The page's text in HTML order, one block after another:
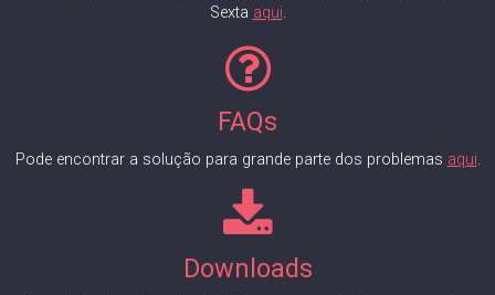
Sexta aqui.
FAQs
Pode encontrar a solução para grande parte dos problemas aqui.
Downloads